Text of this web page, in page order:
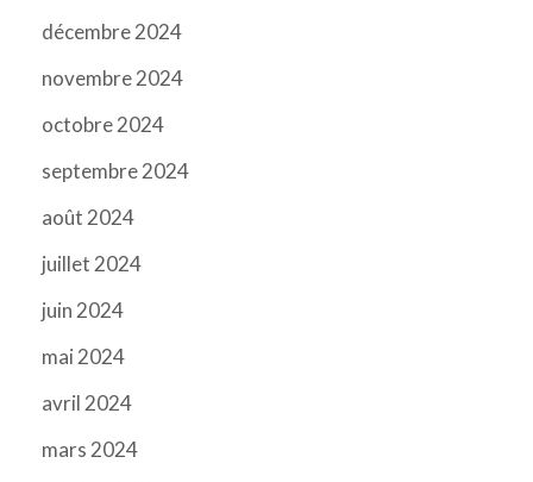
décembre 2024
novembre 2024
octobre 2024
septembre 2024
août 2024
juillet 2024
juin 2024
mai 2024
avril 2024
mars 2024